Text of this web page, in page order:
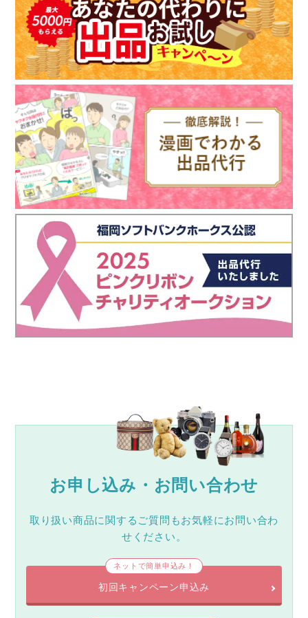
お申し込み・お問い合わせ
取り扱い商品に関するご質問もお気軽にお問い合わ
せください。
ネットで簡単申込み！
初回キャンペーン申込み